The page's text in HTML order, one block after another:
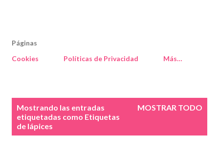
Páginas
Cookies
Políticas de Privacidad Más…
Mostrando las entradas
etiquetadas como Etiquetas
de lápices
MOSTRAR TODO